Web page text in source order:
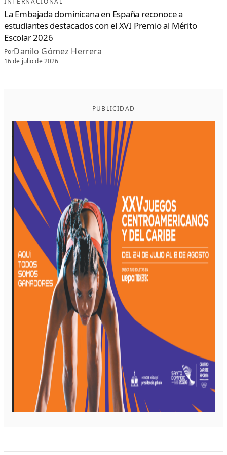
La Embajada dominicana en España reconoce a
estudiantes destacados con el XVI Premio al Mérito
Escolar 2026
PorDanilo Gómez Herrera
16 de julio de 2026
PUBLICIDAD